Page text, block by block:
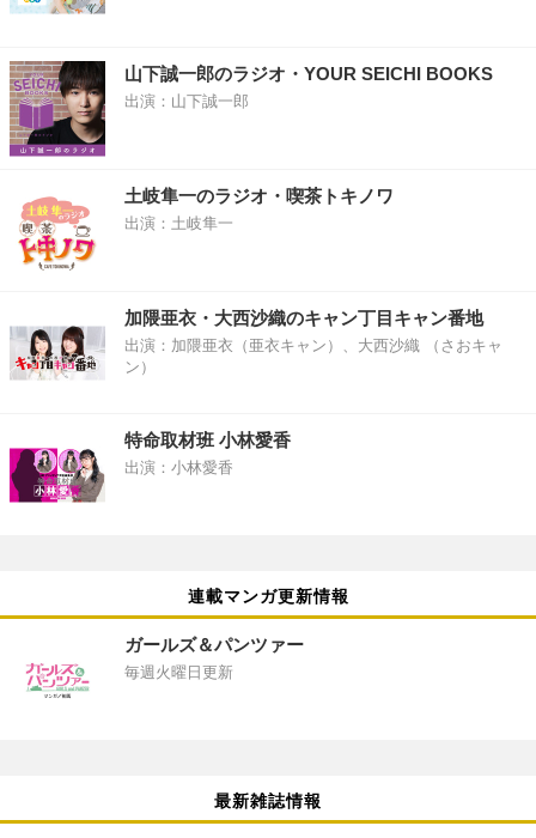
山下誠一郎のラジオ・YOUR SEICHI BOOKS
出演：山下誠一郎
土岐隼一のラジオ・喫茶トキノワ
出演：土岐隼一
加隈亜衣・大西沙織のキャン丁目キャン番地
出演：加隈亜衣（亜衣キャン）、大西沙織 （さおキャ
ン）
特命取材班 小林愛香
出演：小林愛香
連載マンガ更新情報
ガールズ＆パンツァー
毎週火曜日更新
最新雑誌情報